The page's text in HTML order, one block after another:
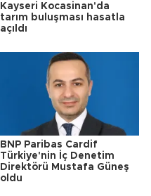
Kayseri Kocasinan'da
tarım buluşması hasatla
açıldı
BNP Paribas Cardif
Türkiye'nin İç Denetim
Direktörü Mustafa Güneş
oldu